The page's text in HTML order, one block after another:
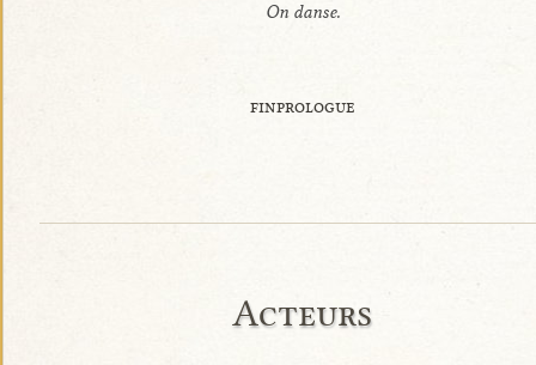
On danse.
finprologue
Acteurs